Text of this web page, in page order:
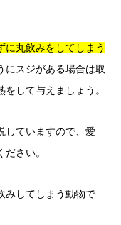
に丸飲みをしてしまう
にスジがある場合は取
して与えましょう。
していますので、愛
さい。
みしてしまう動物で